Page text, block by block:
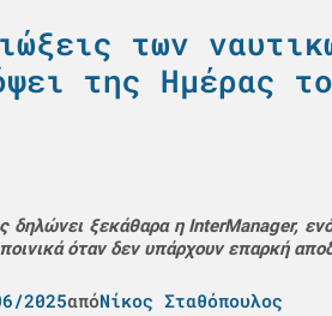
των
της Ημέρας
δηλώνει ξεκάθαρα η InterManager,
όταν δεν υπάρχουν επαρκή
2025απόΝίκος Σταθόπουλος